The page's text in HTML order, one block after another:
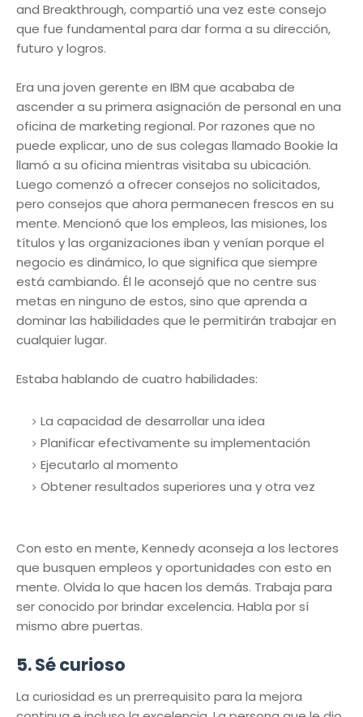
and Breakthrough, compartió una vez este consejo
que fue fundamental para dar forma a su dirección,
futuro y logros.
Era una joven gerente en IBM que acababa de
ascender a su primera asignación de personal en una
oficina de marketing regional. Por razones que no
puede explicar, uno de sus colegas llamado Bookie la
llamó a su oficina mientras visitaba su ubicación.
Luego comenzó a ofrecer consejos no solicitados,
pero consejos que ahora permanecen frescos en su
mente. Mencionó que los empleos, las misiones, los
títulos y las organizaciones iban y venían porque el
negocio es dinámico, lo que significa que siempre
está cambiando. Él le aconsejó que no centre sus
metas en ninguno de estos, sino que aprenda a
dominar las habilidades que le permitirán trabajar en
cualquier lugar.
Estaba hablando de cuatro habilidades:
La capacidad de desarrollar una idea
Planificar efectivamente su implementación
Ejecutarlo al momento
Obtener resultados superiores una y otra vez
Con esto en mente, Kennedy aconseja a los lectores
que busquen empleos y oportunidades con esto en
mente. Olvida lo que hacen los demás. Trabaja para
ser conocido por brindar excelencia. Habla por sí
mismo abre puertas.
5. Sé curioso
La curiosidad es un prerrequisito para la mejora